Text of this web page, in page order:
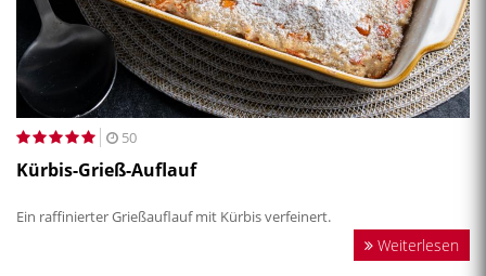
50
Kürbis-Grieß-Auflauf
Ein raffinierter Grießauflauf mit Kürbis verfeinert.
Weiterlesen